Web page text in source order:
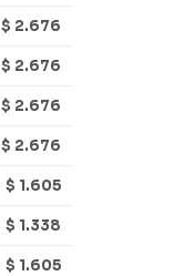
$ 2.676
$ 2.676
$ 2.676
$ 2.676
$ 1.605
$ 1.338
$ 1.605